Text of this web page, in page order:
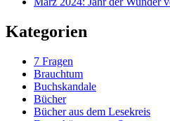
Kategorien
7 Fragen
Brauchtum
Buchskandale
Bücher
Bücher aus dem Lesekreis